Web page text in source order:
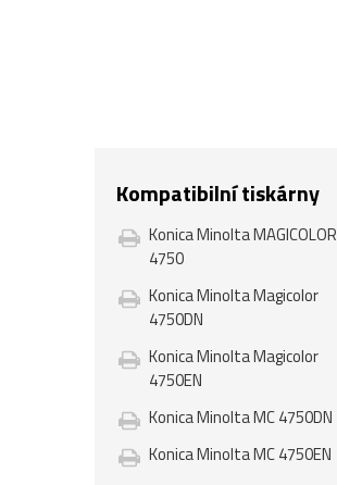
Kompatibilní tiskárny
Konica Minolta MAGICOLOR
4750
Konica Minolta Magicolor
4750DN
Konica Minolta Magicolor
4750EN
Konica Minolta MC 4750DN
Konica Minolta MC 4750EN